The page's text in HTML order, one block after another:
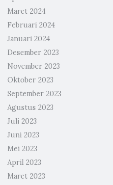
Maret 2024
Februari 2024
Januari 2024
Desember 2023
November 2023
Oktober 2023
September 2023
Agustus 2023
Juli 2023
Juni 2023
Mei 2023
April 2023
Maret 2023